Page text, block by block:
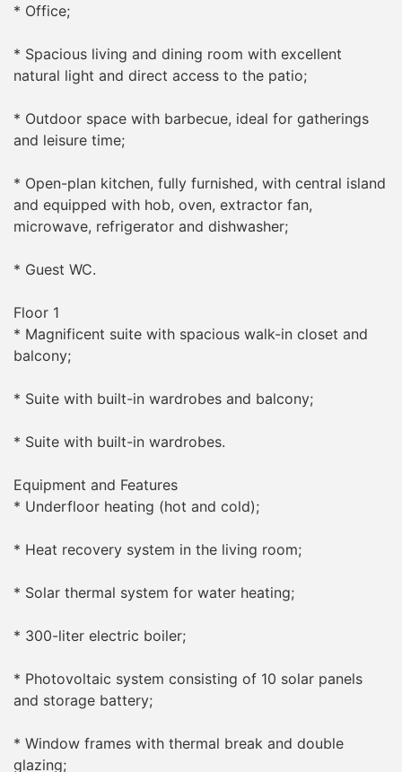
* Office;
* Spacious living and dining room with excellent
natural light and direct access to the patio;
* Outdoor space with barbecue, ideal for gatherings
and leisure time;
* Open-plan kitchen, fully furnished, with central island
and equipped with hob, oven, extractor fan,
microwave, refrigerator and dishwasher;
* Guest WC.
Floor 1
* Magnificent suite with spacious walk-in closet and
balcony;
* Suite with built-in wardrobes and balcony;
* Suite with built-in wardrobes.
Equipment and Features
* Underfloor heating (hot and cold);
* Heat recovery system in the living room;
* Solar thermal system for water heating;
* 300-liter electric boiler;
* Photovoltaic system consisting of 10 solar panels
and storage battery;
* Window frames with thermal break and double
glazing;